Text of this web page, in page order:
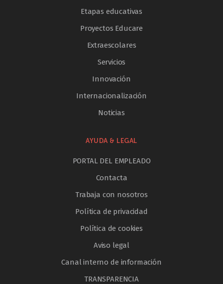
Etapas educativas
Proyectos Educare
Extraescolares
Servicios
Innovación
Internacionalización
Noticias
AYUDA & LEGAL
PORTAL DEL EMPLEADO
Contacta
Trabaja con nosotros
Política de privacidad
Política de cookies
Aviso legal
Canal interno de información
TRANSPARENCIA